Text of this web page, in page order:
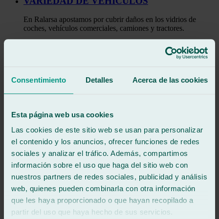
Consentimiento Detalles Acerca de las cookies
Esta página web usa cookies
Las cookies de este sitio web se usan para personalizar
el contenido y los anuncios, ofrecer funciones de redes
sociales y analizar el tráfico. Además, compartimos
información sobre el uso que haga del sitio web con
nuestros partners de redes sociales, publicidad y análisis
web, quienes pueden combinarla con otra información
que les haya proporcionado o que hayan recopilado a
partir del uso que haya hecho de sus servicios.
En Ralarsa apostamos por cubrir daños en los vidrios de
coches, vehículos comerciales, camiones y tractores.
conservarlo en buen estado es esencial para circular de
manera segura.
RAPIDEZ
Tomando una de sus más de 180 unidades móviles, el equipo
de Ralarsa llegará lo antes posible, empleando alrededor de 30
minutos en el
arreglo de cristales y lunas para tractores
camiones y automóviles.
ITV
Para superarla, uno de los elementos en los que debes fijarte
es en el estado de los cristales del coche, ya que se
comprobarán las fisuras, los impactos, etc.